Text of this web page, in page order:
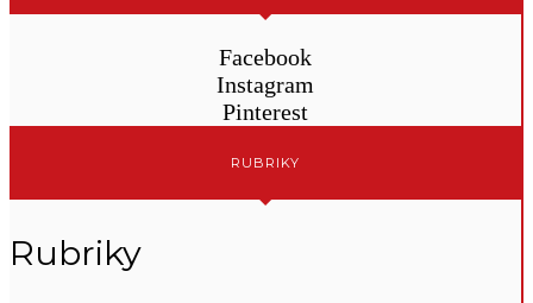
Facebook
Instagram
Pinterest
RUBRIKY
Rubriky